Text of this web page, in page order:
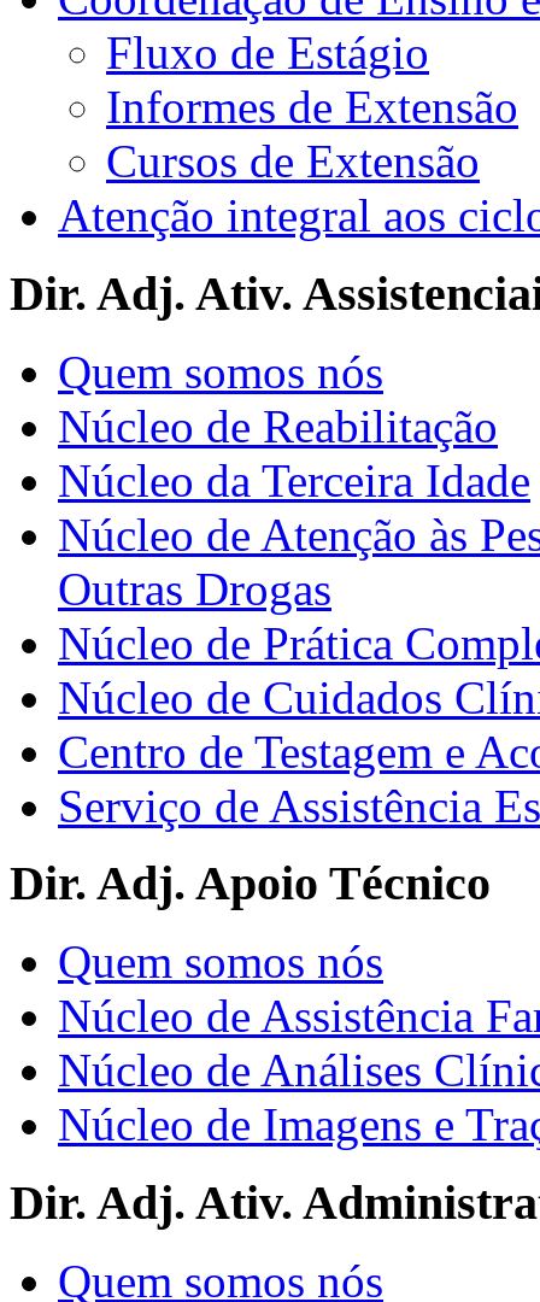
Fluxo de Estágio
Informes de Extensão
Cursos de Extensão
Atenção integral aos
Dir. Adj. Ativ.
Quem somos nós
Núcleo de Reabilitação
Núcleo da Terceira Idade
Núcleo de Atenção às
Outras Drogas
Núcleo de Prática
Núcleo de Cuidados
Centro de Testagem e
Serviço de Assistência
Dir. Adj. Apoio Técnico
Quem somos nós
Núcleo de Assistência
Núcleo de Análises
Núcleo de Imagens e
Dir. Adj. Ativ.
Quem somos nós